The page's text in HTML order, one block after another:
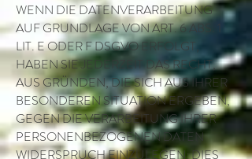
WENN DIE DATENVERARBEITUNG
AUF GRUNDLAGE VON ART. 6 ABS. 1
LIT. E ODER F DSGVO ERFOLGT,
HABEN SIE JEDERZEIT DAS RECHT,
AUS GRÜNDEN, DIE SICH AUS IHRER
BESONDEREN SITUATION ERGEBEN,
GEGEN DIE VERARBEITUNG IHRER
PERSONENBEZOGENEN DATEN
WIDERSPRUCH EINZULEGEN; DIES